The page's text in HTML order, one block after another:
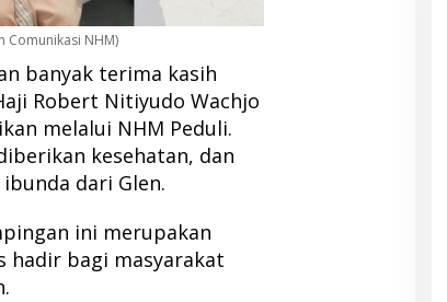
Comunikasi NHM)
banyak terima kasih
Robert Nitiyudo Wachjo
melalui NHM Peduli.
kesehatan, dan
dari Glen.
ini merupakan
hadir bagi masyarakat